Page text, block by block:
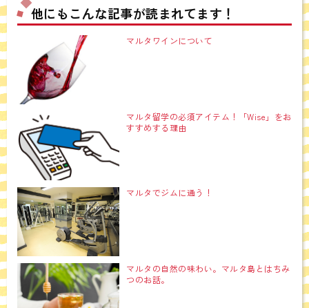
他にもこんな記事が読まれてます！
マルタワインについて
マルタ留学の必須アイテム！「Wise」をお
すすめする理由
マルタでジムに通う！
マルタの自然の味わい。マルタ島とはちみ
つのお話。